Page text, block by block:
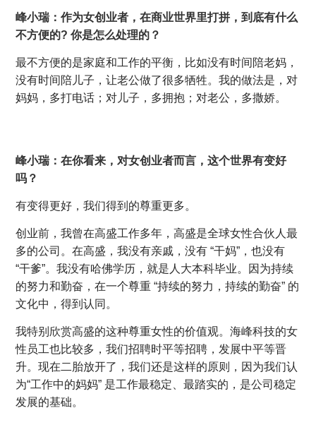
峰小瑞：作为女创业者，在商业世界里打拼，到底有什么
不方便的? 你是怎么处理的？
最不方便的是家庭和工作的平衡，比如没有时间陪老妈，
没有时间陪儿子，让老公做了很多牺牲。我的做法是，对
妈妈，多打电话；对儿子，多拥抱；对老公，多撒娇。
峰小瑞：在你看来，对女创业者而言，这个世界有变好
吗？
有变得更好，我们得到的尊重更多。
创业前，我曾在高盛工作多年，高盛是全球女性合伙人最
多的公司。在高盛，我没有亲戚，没有 “干妈”，也没有
“干爹”。我没有哈佛学历，就是人大本科毕业。因为持续
的努力和勤奋，在一个尊重 “持续的努力，持续的勤奋” 的
文化中，得到认同。
我特别欣赏高盛的这种尊重女性的价值观。海峰科技的女
性员工也比较多，我们招聘时平等招聘，发展中平等晋
升。现在二胎放开了，我们还是这样的原则，因为我们认
为“工作中的妈妈” 是工作最稳定、最踏实的，是公司稳定
发展的基础。